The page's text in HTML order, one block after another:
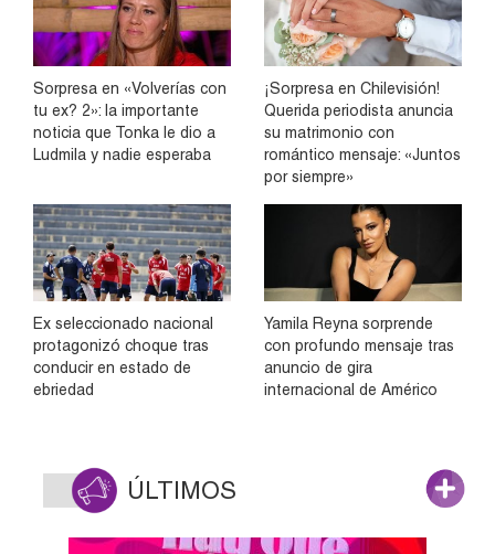
Sorpresa en «Volverías con
tu ex? 2»: la importante
noticia que Tonka le dio a
Ludmila y nadie esperaba
¡Sorpresa en Chilevisión!
Querida periodista anuncia
su matrimonio con
romántico mensaje: «Juntos
por siempre»
Ex seleccionado nacional
protagonizó choque tras
conducir en estado de
ebriedad
Yamila Reyna sorprende
con profundo mensaje tras
anuncio de gira
internacional de Américo
ÚLTIMOS